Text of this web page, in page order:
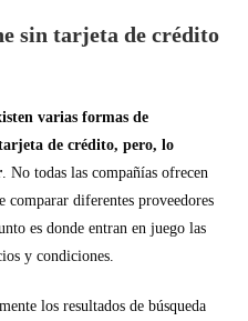
sin tarjeta de crédito
varias formas de
de crédito, pero, lo
. No todas las compañías ofrecen
diferentes proveedores
es donde entran en juego las
y condiciones.
los resultados de búsqueda